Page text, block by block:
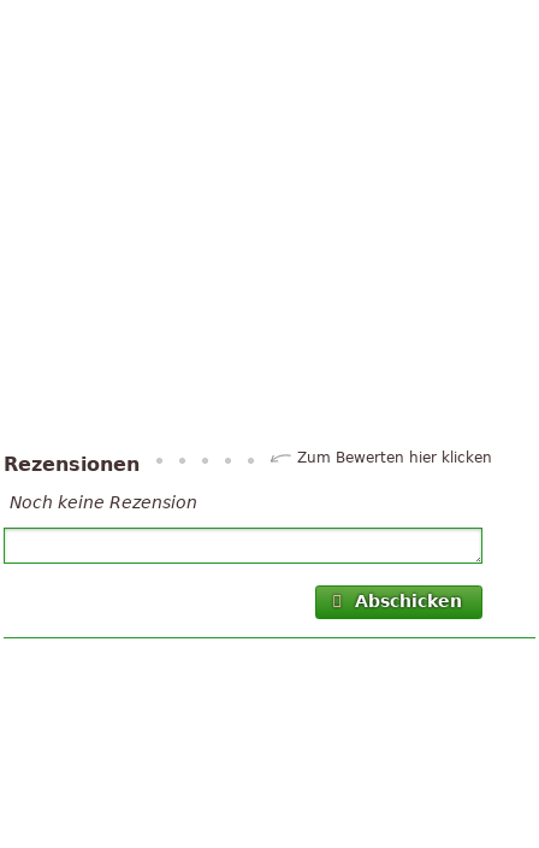
Rezensionen Zum Bewerten hier klicken
Noch keine Rezension
Abschicken